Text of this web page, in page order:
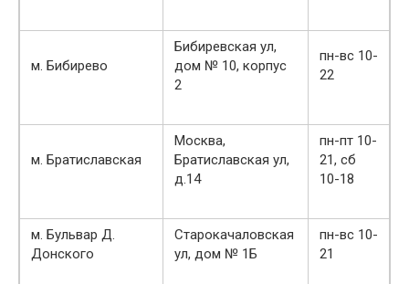
м. Бибирево
Бибиревская ул,
дом № 10, корпус
2
пн-вс 10-
22
м. Братиславская
Москва,
Братиславская ул,
д.14
пн-пт 10-
21, сб
10-18
м. Бульвар Д.
Донского
Старокачаловская
ул, дом № 1Б
пн-вс 10-
21